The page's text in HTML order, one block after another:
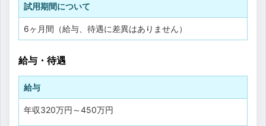
試用期間について
6ヶ月間（給与、待遇に差異はありません）
給与・待遇
給与
年収320万円 ～450万円